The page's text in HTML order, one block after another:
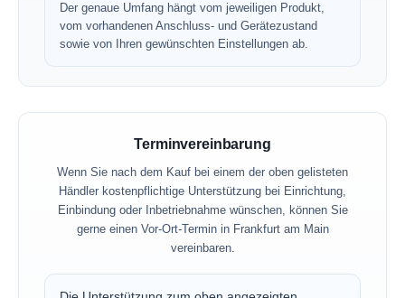
Der genaue Umfang hängt vom jeweiligen Produkt,
vom vorhandenen Anschluss- und Gerätezustand
sowie von Ihren gewünschten Einstellungen ab.
Terminvereinbarung
Wenn Sie nach dem Kauf bei einem der oben gelisteten
Händler kostenpflichtige Unterstützung bei Einrichtung,
Einbindung oder Inbetriebnahme wünschen, können Sie
gerne einen Vor-Ort-Termin in Frankfurt am Main
vereinbaren.